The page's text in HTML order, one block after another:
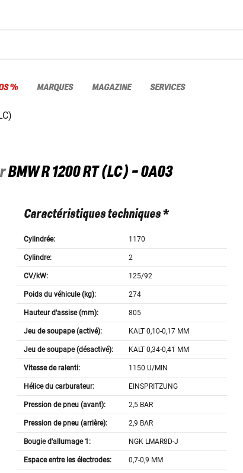
% MARQUES MAGAZINE SERVICES
BMWR 1200 RT (LC) - 0A03
Caractéristiques techniques *
Cylindrée: 1170
Cylindre: 2
CV/kW: 125/92
Poids du véhicule (kg): 274
Hauteur d'assise (mm): 805
Jeu de soupape (activé): KALT 0,10-0,17 MM
Jeu de soupape (désactivé): KALT 0,34-0,41 MM
Vitesse de ralenti: 1150 U/MIN
Hélice du carburateur: EINSPRITZUNG
Pression de pneu (avant): 2,5 BAR
Pression de pneu (arrière): 2,9 BAR
Bougie d'allumage 1: NGK LMAR8D-J
Espace entre les électrodes: 0,7-0,9 MM